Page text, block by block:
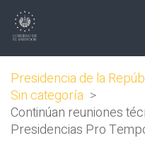
Presidencia de la
Sin categoría >
Continúan reuniones
Presidencias Pro